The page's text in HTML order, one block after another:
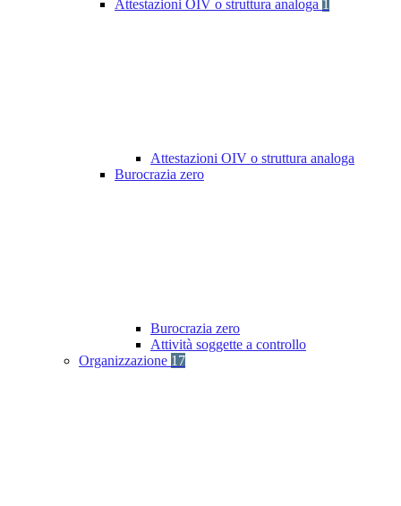
Attestazioni OIV o struttura analoga 1
Attestazioni OIV o struttura analoga
Burocrazia zero
Burocrazia zero
Attività soggette a controllo
Organizzazione 17